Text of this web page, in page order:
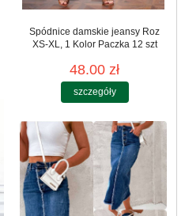
Spódnice damskie jeansy Roz
XS-XL, 1 Kolor Paczka 12 szt
48.00 zł
szczegóły